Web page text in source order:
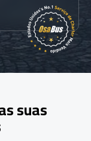
suas